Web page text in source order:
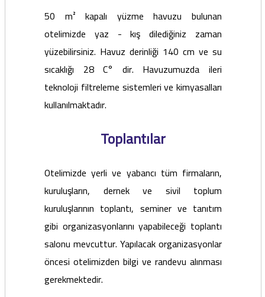
50 m² kapalı yüzme havuzu bulunan
otelimizde yaz - kış dilediğiniz zaman
yüzebilirsiniz. Havuz derinliği 140 cm ve su
sıcaklığı 28 C° dir. Havuzumuzda ileri
teknoloji filtreleme sistemleri ve kimyasalları
kullanılmaktadır.
Toplantılar
Otelimizde yerli ve yabancı tüm firmaların,
kuruluşların, dernek ve sivil toplum
kuruluşlarının toplantı, seminer ve tanıtım
gibi organizasyonlarını yapabileceği toplantı
salonu mevcuttur. Yapılacak organizasyonlar
öncesi otelimizden bilgi ve randevu alınması
gerekmektedir.